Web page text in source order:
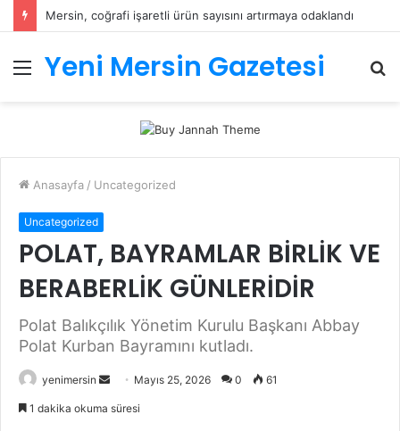
Mersin, coğrafi işaretli ürün sayısını artırmaya odaklandı
Menü
Yeni Mersin Gazetesi
Anasayfa / Uncategorized
Uncategorized
POLAT, BAYRAMLAR BİRLİK VE
BERABERLİK GÜNLERİDİR
Polat Balıkçılık Yönetim Kurulu Başkanı Abbay
Polat Kurban Bayramını kutladı.
yenimersin
Bir
Mayıs 25, 2026 0 61
1 dakika okuma süresi